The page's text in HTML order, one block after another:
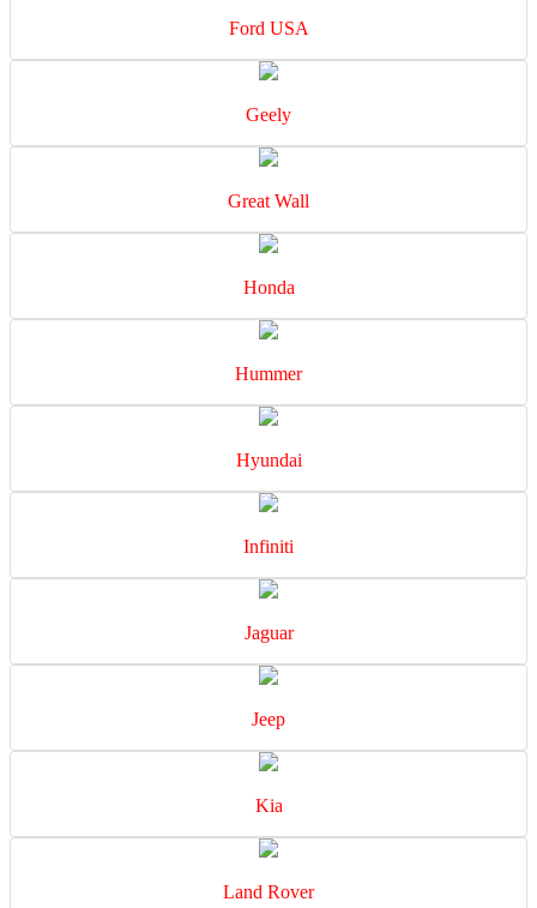
Ford USA
Geely
Great Wall
Honda
Hummer
Hyundai
Infiniti
Jaguar
Jeep
Kia
Land Rover